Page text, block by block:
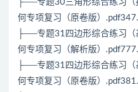
├──专题30三角形综合练习
何专项复习（原卷版）
├──专题31四边形综合练习
何专项复习（解析版）
├──专题31四边形综合练习
何专项复习（原卷版）